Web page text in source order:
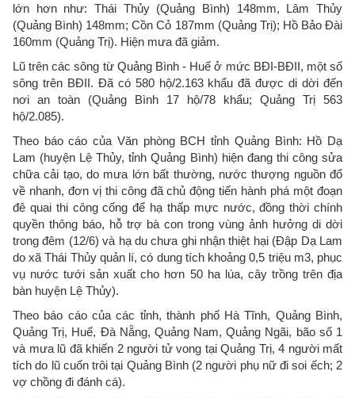
lớn hơn như: Thái Thủy (Quảng Bình) 148mm, Lâm Thủy
(Quảng Bình) 148mm; Cồn Cỏ 187mm (Quảng Trị); Hồ Bảo Đài
160mm (Quảng Trị). Hiện mưa đã giảm.
Lũ trên các sông từ Quảng Bình - Huế ở mức BĐI-BĐII, một số
sông trên BĐII. Đã có 580 hộ/2.163 khẩu đã được di dời đến
nơi an toàn (Quảng Bình 17 hộ/78 khẩu; Quảng Trị 563
hộ/2.085).
Theo báo cáo của Văn phòng BCH tỉnh Quảng Bình: Hồ Dạ
Lam (huyện Lệ Thủy, tỉnh Quảng Bình) hiện đang thi công sửa
chữa cải tạo, do mưa lớn bất thường, nước thượng nguồn đổ
về nhanh, đơn vị thi công đã chủ động tiến hành phá một đoạn
đê quai thi công cống để hạ thấp mực nước, đồng thời chính
quyền thông báo, hỗ trợ bà con trong vùng ảnh hưởng di dời
trong đêm (12/6) và hạ du chưa ghi nhận thiệt hại (Đập Dạ Lam
do xã Thái Thủy quản lí, có dung tích khoảng 0,5 triệu m3, phục
vụ nước tưới sản xuất cho hơn 50 ha lúa, cây trồng trên địa
bàn huyện Lệ Thủy).
Theo báo cáo của các tỉnh, thành phố Hà Tĩnh, Quảng Bình,
Quảng Trị, Huế, Đà Nẵng, Quảng Nam, Quảng Ngãi, bão số 1
và mưa lũ đã khiến 2 người tử vong tại Quảng Trị, 4 người mất
tích do lũ cuốn trôi tại Quảng Bình (2 người phụ nữ đi soi ếch; 2
vợ chồng đi đánh cá).